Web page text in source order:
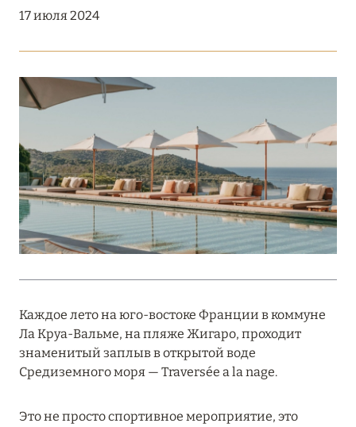
17 июля 2024
THE ST. REGIS MALDIVES VOMMULI:
МАНИФЕСТ ЭСТЕТИКИ В САМОМ СЕРДЦЕ
Подробнее
27 апреля 2026
ПОЛНАЯ ПЕРЕЗАГРУЗКА: JUMEIRAH BALI,
ПРЯМОЙ ПЕРЕЛЁТ
20 марта 2026
MARCH GRAND ESCAPE: ПРЕДЛОЖЕНИЕ ОТ Á
Каждое лето на юго-востоке Франции в коммуне
Ла Круа-Вальме, на пляже Жигаро, проходит
знаменитый заплыв в открытой воде
Средиземного моря — Traversée a la nage.
Это не просто спортивное мероприятие, это